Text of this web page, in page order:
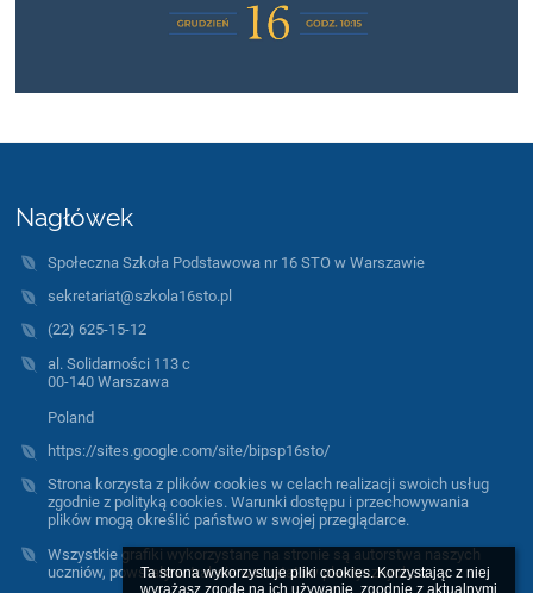
Ta strona wykorzystuje pliki cookies. Korzystając z niej
wyrażasz zgodę na ich używanie, zgodnie z aktualnymi
Nagłówek
Społeczna Szkoła Podstawowa nr 16 STO w Warszawie
sekretariat@szkola16sto.pl
(22) 625-15-12
al. Solidarności 113 c
00-140 Warszawa
Poland
https://sites.google.com/site/bipsp16sto/
Strona korzysta z plików cookies w celach realizacji swoich usług
zgodnie z polityką cookies. Warunki dostępu i przechowywania
plików mogą określić państwo w swojej przeglądarce.
Wszystkie grafiki wykorzystane na stronie są autorstwa naszych
uczniów, powstały w trakcie warsztatów plastycznych.